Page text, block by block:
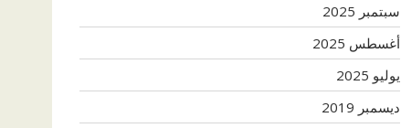
سبتمبر 2025
أغسطس 2025
يوليو 2025
ديسمبر 2019